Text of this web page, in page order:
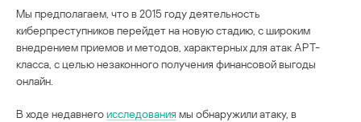
Мы предполагаем, что в 2015 году деятельность
киберпреступников перейдет на новую стадию, с широким
внедрением приемов и методов, характерных для атак АРТ-
класса, с целью незаконного получения финансовой выгоды
онлайн.
В ходе недавнегоисследования мы обнаружили атаку, в